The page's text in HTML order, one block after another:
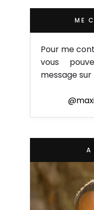
ME
Pour me
vous
message
A